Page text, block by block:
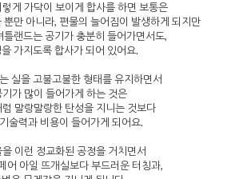
게 가닥이 보이게 합사를 하면 보통은
뿐만 아니라, 편물의 늘어짐이 발생하게 되지만
틀랜드는 공기가 충분히 들어가면서도,
가지도록 합사가 되어 있어요.
실을 고불고불한 형태를 유지하면서
기가 많이 들어가게 하는 것은
말랑말랑한 탄성을 지니는 것보다
술력과 비용이 들어가게 되어요.
이런 정교화된 공정을 거치면서
어 아일 뜨개실보다 부드러운 터칭과,